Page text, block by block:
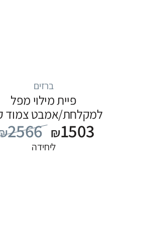
ברזים
פיית מילוי מפל
למקלחת/אמבט צמוד
סדרה ITAP: כרום
2566 ₪1503
ליחידה